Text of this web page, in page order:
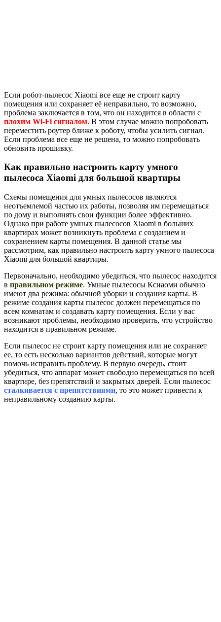
Если робот-пылесос Xiaomi все еще не строит карту
помещения или сохраняет её неправильно, то возможно,
проблема заключается в том, что он находится в области с
плохим Wi-Fi сигналом. В этом случае можно попробовать
переместить роутер ближе к роботу, чтобы усилить сигнал.
Если проблема все еще не решена, то можно попробовать
обновить прошивку.
Как правильно настроить карту умного
пылесоса Xiaomi для большой квартиры
Схемы помещения для умных пылесосов являются
неотъемлемой частью их работы, позволяя им перемещаться
по дому и выполнять свои функции более эффективно.
Однако при работе умных пылесосов Xiaomi в больших
квартирах может возникнуть проблема с созданием и
сохранением карты помещения. В данной статье мы
рассмотрим, как правильно настроить карту умного пылесоса
Xiaomi для большой квартиры.
Первоначально, необходимо убедиться, что пылесос находится
в правильном режиме. Умные пылесосы Ксиаоми обычно
имеют два режима: обычной уборки и создания карты. В
режиме создания карты пылесос должен перемещаться по
всем комнатам и создавать карту помещения. Если у вас
возникают проблемы, необходимо проверить, что устройство
находится в правильном режиме.
Если пылесос не строит карту помещения или не сохраняет
ее, то есть несколько вариантов действий, которые могут
помочь исправить проблему. В первую очередь, стоит
убедиться, что аппарат может свободно перемещаться по всей
квартире, без препятствий и закрытых дверей. Если пылесос
сталкивается с препятствиями, то это может привести к
неправильному созданию карты.